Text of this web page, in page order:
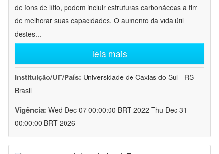
de íons de lítio, podem incluir estruturas carbonáceas a fim
de melhorar suas capacidades. O aumento da vida útil
destes...
leia mais
Instituição/UF/País: Universidade de Caxias do Sul - RS -
Brasil
Vigência: Wed Dec 07 00:00:00 BRT 2022-Thu Dec 31
00:00:00 BRT 2026